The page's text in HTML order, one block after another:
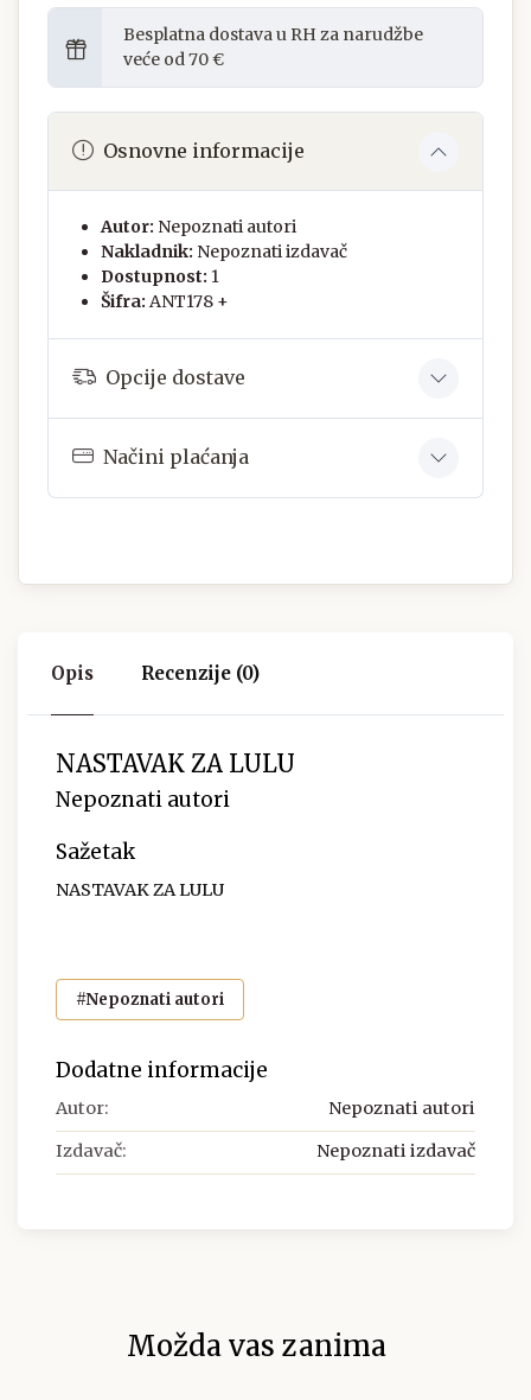
Besplatna dostava u RH za narudžbe
veće od 70 €
Osnovne informacije
Autor: Nepoznati autori
Nakladnik: Nepoznati izdavač
Dostupnost: 1
Šifra: ANT178 +
Opcije dostave
Načini plaćanja
Opis Recenzije (0)
NASTAVAK ZA LULU
Nepoznati autori
Sažetak
NASTAVAK ZA LULU
#Nepoznati autori
Dodatne informacije
Autor: Nepoznati autori
Izdavač: Nepoznati izdavač
Možda vas zanima